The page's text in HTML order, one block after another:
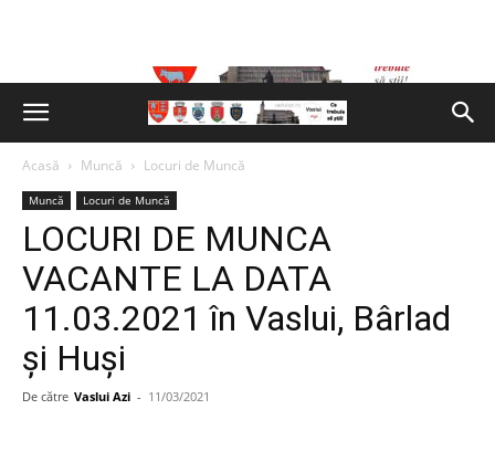
Acasă Muncă Locuri de Muncă
Muncă Locuri de Muncă
LOCURI DE MUNCA
VACANTE LA DATA
11.03.2021 în Vaslui, Bârlad
și Huși
De către Vaslui Azi - 11/03/2021